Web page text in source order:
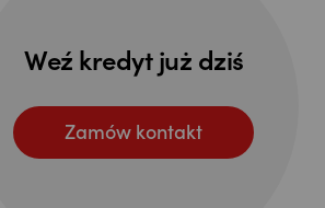
Weź kredyt już dziś
Zamów kontakt